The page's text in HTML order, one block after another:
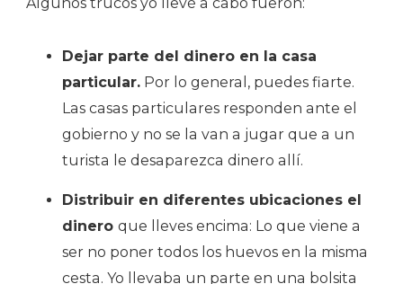
Dejar parte del dinero en la casa
particular. Por lo general, puedes fiarte.
Las casas particulares responden ante el
gobierno y no se la van a jugar que a un
turista le desaparezca dinero allí.
Distribuir en diferentes ubicaciones el
dinero que lleves encima: Lo que viene a
ser no poner todos los huevos en la misma
cesta. Yo llevaba un parte en una bolsita